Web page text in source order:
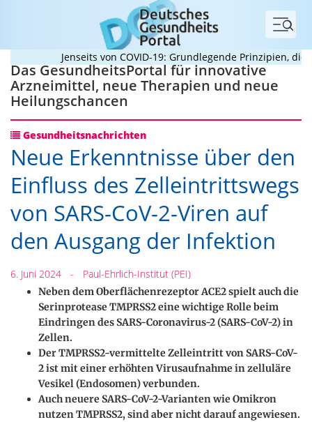
Menü
Jenseits von COVID-19: Grundlegende Prinzipien, die
Das GesundheitsPortal für innovative
Arzneimittel, neue Therapien und neue
Heilungschancen
Gesundheitsnachrichten
Neue Erkenntnisse über den
Einfluss des Zelleintrittswegs
von SARS-CoV-2-Viren auf
den Ausgang der Infektion
6. Juni 2024 - Paul-Ehrlich-Institut (PEI)
Neben dem Oberflächenrezeptor ACE2 spielt auch die
Serinprotease TMPRSS2 eine wichtige Rolle beim
Eindringen des SARS-Coronavirus-2 (SARS-CoV-2) in
Zellen.
Der TMPRSS2-vermittelte Zelleintritt von SARS-CoV-
2 ist mit einer erhöhten Virusaufnahme in zelluläre
Vesikel (Endosomen) verbunden.
Auch neuere SARS-CoV-2-Varianten wie Omikron
nutzen TMPRSS2, sind aber nicht darauf angewiesen.